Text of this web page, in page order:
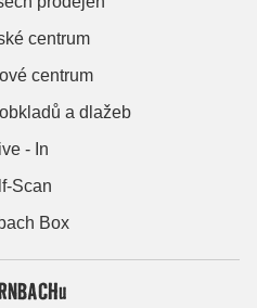
centrum
centrum
a dlažeb
- In
Scan
Box